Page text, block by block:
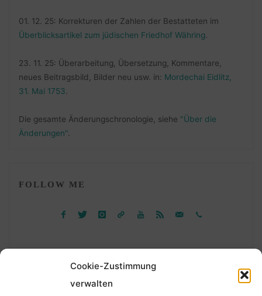
Cookie-Zustimmung
verwalten
01. 12. 25: Korrekturen der Zahlen der Bestatteten im
Überblicksartikel zum jüdischen Friedhof Währing
23. 11. 25: Überarbeitung, Übersetzung, Kommentare,
neues Beitragsbild, Bilder neu usw. in: Mordechai Eidlitz,
31. Mai 1753
Die gesamte Änderungschronologie, siehe "Über die
Änderungen".
FOLLOW ME